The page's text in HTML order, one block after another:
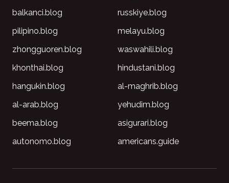
balkanci.blog
russkiye.blog
pilipino.blog
melayu.blog
zhongguoren.blog
waswahili.blog
khonthai.blog
hindustani.blog
hangukin.blog
al-maghrib.blog
al-arab.blog
yehudim.blog
beema.blog
asigurari.blog
autonomo.blog
americans.guide